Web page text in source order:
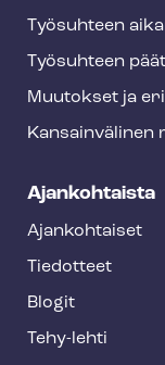
Työsuhteen
Työsuhteen
Muutokset ja
Ajankohtaista
Ajankohtaiset
Tiedotteet
Blogit
Tehy-lehti